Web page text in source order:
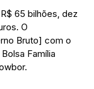
65 bilhões, dez
O
Bruto] com o
Família